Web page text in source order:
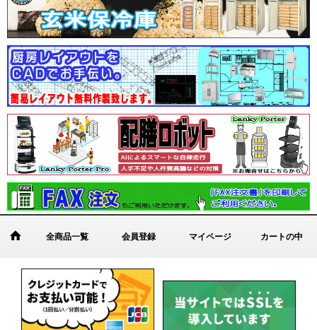
全商品一覧 会員登録 マイページ カートの中